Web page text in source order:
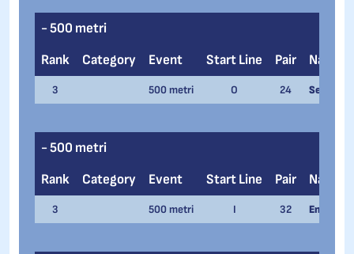
- 500 metri
Rank
Category Event Start Line Pair Name
3 500 metri O 24 Serena
- 500 metri
Rank
Category Event Start Line Pair Name
3 500 metri I 32 Enrico